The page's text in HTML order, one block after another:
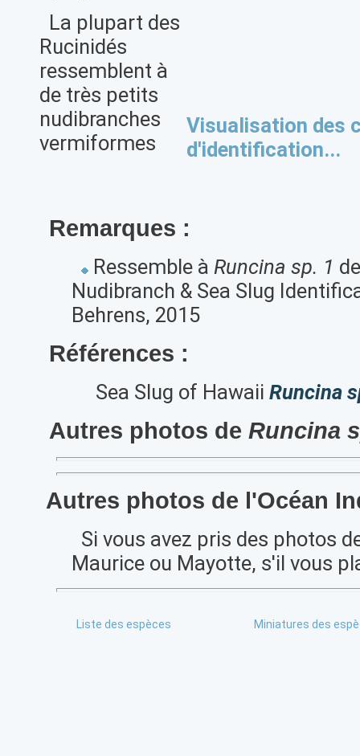
La plupart des
Rucinidés
ressemblent à
de très petits
nudibranches
vermiformes
Visualisation des
d'identification...
Remarques :
Ressemble à Runcina sp. 1
Nudibranch & Sea Slug
Behrens, 2015
Références :
Sea Slug of Hawaii Runcina
Autres photos de Runcina
Autres photos de l'Océan
Si vous avez pris des photos
Maurice ou Mayotte, s'il vous
Liste des espèces Miniatures des